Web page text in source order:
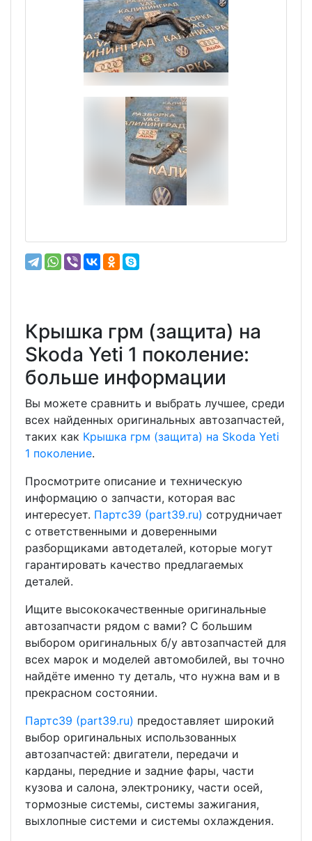
Крышка грм (защита) на
Skoda Yeti 1 поколение:
больше информации
Вы можете сравнить и выбрать лучшее, среди
всех найденных оригинальных автозапчастей,
таких как Крышка грм (защита) на Skoda Yeti
1 поколение.
Просмотрите описание и техническую
информацию о запчасти, которая вас
интересует. Партс39 (part39.ru) сотрудничает
с ответственными и доверенными
разборщиками автодеталей, которые могут
гарантировать качество предлагаемых
деталей.
Ищите высококачественные оригинальные
автозапчасти рядом с вами? С большим
выбором оригинальных б/у автозапчастей для
всех марок и моделей автомобилей, вы точно
найдёте именно ту деталь, что нужна вам и в
прекрасном состоянии.
Партс39 (part39.ru) предоставляет широкий
выбор оригинальных использованных
автозапчастей: двигатели, передачи и
карданы, передние и задние фары, части
кузова и салона, электронику, части осей,
тормозные системы, системы зажигания,
выхлопные системи и системы охлаждения.